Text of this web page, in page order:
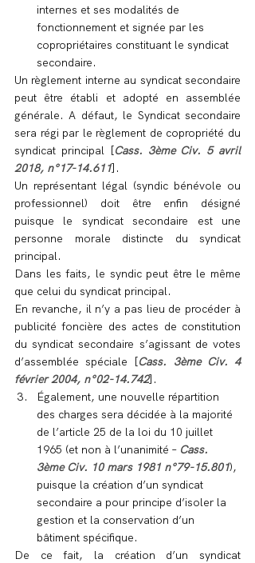
internes et ses modalités de
fonctionnement et signée par les
copropriétaires constituant le syndicat
secondaire.
Un règlement interne au syndicat secondaire
peut être établi et adopté en assemblée
générale. A défaut, le Syndicat secondaire
sera régi par le règlement de copropriété du
syndicat principal [Cass. 3ème Civ. 5 avril
2018, n°17-14.611].
Un représentant légal (syndic bénévole ou
professionnel) doit être enfin désigné
puisque le syndicat secondaire est une
personne morale distincte du syndicat
principal.
Dans les faits, le syndic peut être le même
que celui du syndicat principal.
En revanche, il n’y a pas lieu de procéder à
publicité foncière des actes de constitution
du syndicat secondaire s’agissant de votes
d’assemblée spéciale [Cass. 3ème Civ. 4
février 2004, n°02-14.742].
Également, une nouvelle répartition
des charges sera décidée à la majorité
de l’article 25 de la loi du 10 juillet
1965 (et non à l’unanimité – Cass.
3ème Civ. 10 mars 1981 n°79-15.801),
puisque la création d’un syndicat
secondaire a pour principe d’isoler la
gestion et la conservation d’un
bâtiment spécifique.
De ce fait, la création d’un syndicat